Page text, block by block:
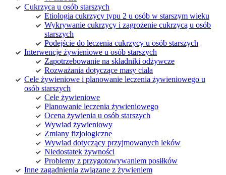
Cukrzyca u osób starszych
Etiologia cukrzycy typu 2 u osób w starszym wieku
Wykrywanie cukrzycy i zagrożenie cukrzycą u osób
starszych
Podejście do leczenia cukrzycy u osób starszych
Interwencje żywieniowe u osób starszych
Zapotrzebowanie na składniki odżywcze
Rozważania dotyczące masy ciała
Cele żywieniowe i planowanie leczenia żywieniowego u
osób starszych
Cele żywieniowe
Planowanie leczenia żywieniowego
Ocena żywienia u osób starszych
Wywiad żywieniowy
Zmiany fizjologiczne
Wywiad dotyczący przyjmowanych leków
Niedostatek żywności
Problemy z przygotowywaniem posiłków
Inne zagadnienia związane z żywieniem